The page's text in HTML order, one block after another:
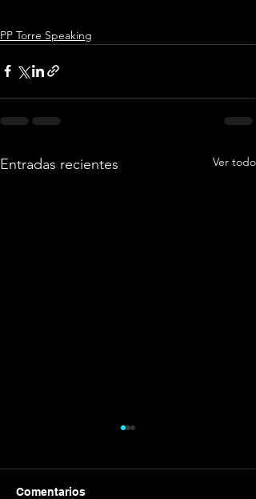
PP Torre Speaking
Entradas recientes Ver todo
Comentarios